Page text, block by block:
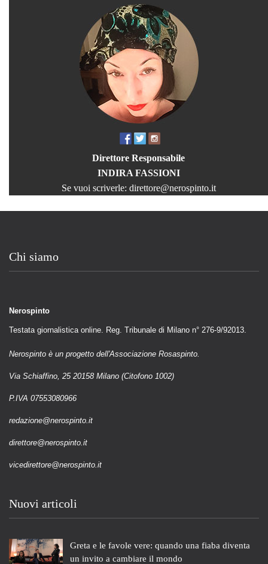
Direttore Responsabile
INDIRA FASSIONI
Se vuoi scriverle: direttore@nerospinto.it
Chi siamo
Nerospinto
Testata giornalistica online. Reg. Tribunale di Milano n° 276-9/92013.
Nerospinto è un progetto dell'Associazione Rosaspinto.
Via Schiaffino, 25 20158 Milano (Citofono 1002)
P.IVA 07553080966
redazione@nerospinto.it
direttore@nerospinto.it
vicedirettore@nerospinto.it
Nuovi articoli
Greta e le favole vere: quando una fiaba diventa
un invito a cambiare il mondo